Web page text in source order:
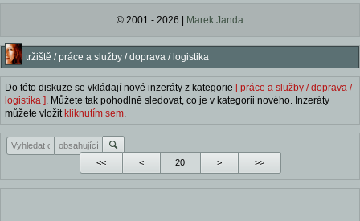
© 2001 - 2026 | Marek Janda
tržiště / práce a služby / doprava / logistika
Do této diskuze se vkládají nové inzeráty z kategorie [ práce a služby / doprava /
logistika ]. Můžete tak pohodlně sledovat, co je v kategorii nového. Inzeráty
můžete vložit kliknutím sem.
<< < > >>